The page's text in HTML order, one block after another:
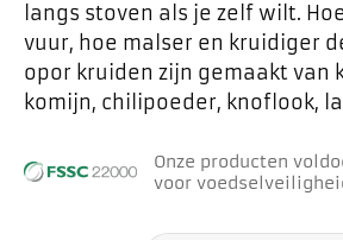
langs stoven als je zelf wilt.
vuur, hoe malser en kruidiger
opor kruiden zijn gemaakt van
komijn, chilipoeder, knoflook,
Onze producten
voor